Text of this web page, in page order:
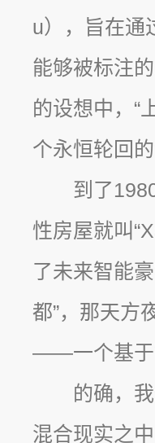
u），旨在通
能够被标注
的设想中，“
个永恒轮回的
到了
性房屋就叫
了未来智能
都”，那天方
——一个基于
的确，
混合现实之